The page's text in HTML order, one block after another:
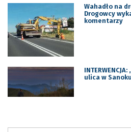
Wahadło na
Drogowcy
komentarzy
ulica w